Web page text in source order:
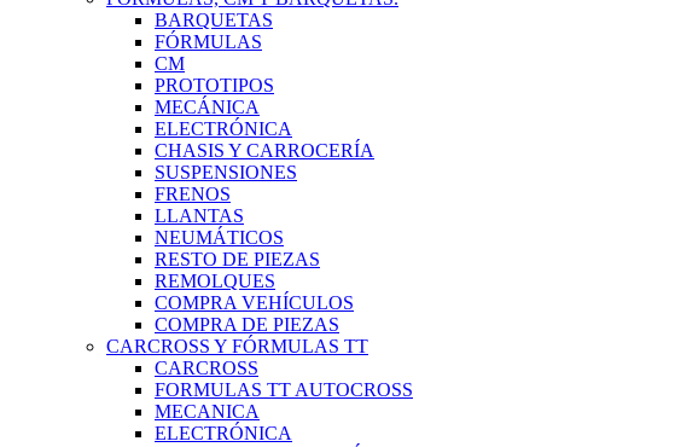
BARQUETAS
FÓRMULAS
CM
PROTOTIPOS
MECÁNICA
ELECTRÓNICA
CHASIS Y CARROCERÍA
SUSPENSIONES
FRENOS
LLANTAS
NEUMÁTICOS
RESTO DE PIEZAS
REMOLQUES
COMPRA VEHÍCULOS
COMPRA DE PIEZAS
CARCROSS Y FÓRMULAS TT
CARCROSS
FORMULAS TT AUTOCROSS
MECANICA
ELECTRÓNICA